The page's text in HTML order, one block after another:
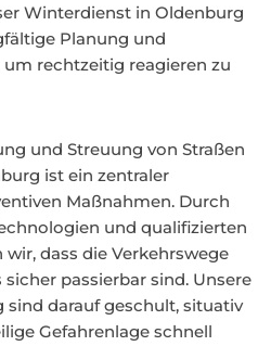
Winterdienst in Oldenburg
Planung und
rechtzeitig reagieren zu
und Streuung von Straßen
ist ein zentraler
Maßnahmen. Durch
und qualifizierten
dass die Verkehrswege
passierbar sind. Unsere
darauf geschult, situativ
Gefahrenlage schnell